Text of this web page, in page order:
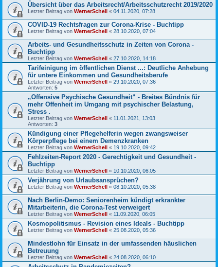
Übersicht über das Arbeitsrecht/Arbeitsschutzrecht 2019/2020
Letzter Beitrag von WernerSchell « 04.11.2020, 07:28
COVID-19 Rechtsfragen zur Corona-Krise - Buchtipp
Letzter Beitrag von WernerSchell « 28.10.2020, 07:04
Arbeits- und Gesundheitsschutz in Zeiten von Corona -
Buchtipp
Letzter Beitrag von WernerSchell « 27.10.2020, 14:18
Tarifeinigung im öffentlichen Dienst ...: Deutliche Anhebung
für untere Einkommen und Gesundheitsberufe
Letzter Beitrag von WernerSchell « 29.10.2020, 07:36
Antworten: 5
„Offensive Psychische Gesundheit“ - Breites Bündnis für
mehr Offenheit im Umgang mit psychischer Belastung,
Stress .
Letzter Beitrag von WernerSchell « 11.01.2021, 13:03
Antworten: 3
Kündigung einer Pflegehelferin wegen zwangsweiser
Körperpflege bei einem Demenzkranken
Letzter Beitrag von WernerSchell « 19.10.2020, 09:42
Fehlzeiten-Report 2020 - Gerechtigkeit und Gesundheit -
Buchtipp
Letzter Beitrag von WernerSchell « 10.10.2020, 06:05
Verjährung von Urlaubsansprüchen?
Letzter Beitrag von WernerSchell « 08.10.2020, 05:38
Nach Berlin-Demo: Seniorenheim kündigt erkrankter
Mitarbeiterin, die Corona-Test verweigert
Letzter Beitrag von WernerSchell « 11.09.2020, 06:05
Kosmopolitismus - Revision eines Ideals - Buchtipp
Letzter Beitrag von WernerSchell « 25.08.2020, 05:36
Mindestlohn für Einsatz in der umfassenden häuslichen
Betreuung
Letzter Beitrag von WernerSchell « 24.08.2020, 06:10